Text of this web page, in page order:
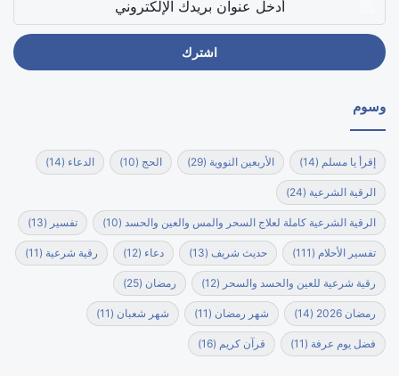
بريدك
الإلكتروني
وسوم
إقرأ يا مسلم (14) الأربعين النووية (29) الحج (10) الدعاء (14)
الرقية الشرعية (24)
الرقية الشرعية كاملة لعلاج السحر والمس والعين والحسد (10) تفسير (13)
تفسير الأحلام (111) حديث شريف (13) دعاء (12) رقية شرعية (11)
رقية شرعية للعين والحسد والسحر (12) رمضان (25)
رمضان 2026 (14) شهر رمضان (11) شهر شعبان (11)
فضل يوم عرفة (11) قرآن كريم (16)